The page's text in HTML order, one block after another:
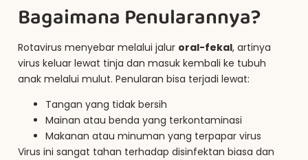
Bagaimana Penularannya?
Rotavirus menyebar melalui jalur oral-fekal, artinya
virus keluar lewat tinja dan masuk kembali ke tubuh
anak melalui mulut. Penularan bisa terjadi lewat:
Tangan yang tidak bersih
Mainan atau benda yang terkontaminasi
Makanan atau minuman yang terpapar virus
Virus ini sangat tahan terhadap disinfektan biasa dan